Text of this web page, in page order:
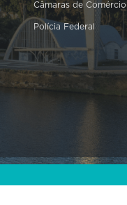
Câmaras de Comércio
Polícia Federal